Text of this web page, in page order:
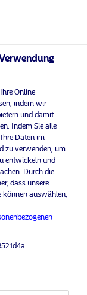
Online-
indem wir
und damit
Indem Sie alle
Daten im
zu verwenden, um
entwickeln und
Durch die
dass unsere
können auswählen,